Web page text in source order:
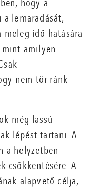
hogy a
lemaradását,
idő hatására
amilyen
nem tör ránk
még lassú
lépést tartani. A
a helyzetben
csökkentésére. A
alapvető célja,